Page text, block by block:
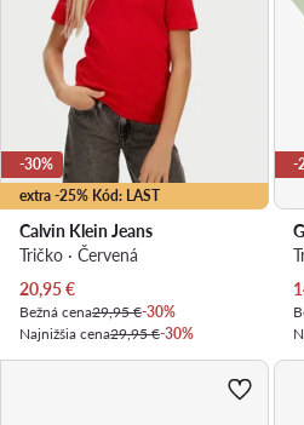
extra -25% Kód: LAST
-30%
Calvin Klein Jeans
Tričko · Červená
Aktuálna cena
20,95€
Bežná cena29,95 €-30%
Najnižšia cena29,95 €-30%
-